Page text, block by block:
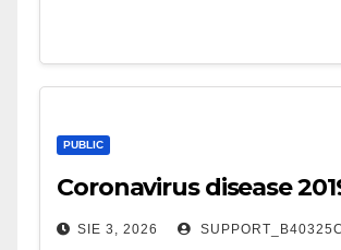
PUBLIC
Coronavirus disease
SIE 3, 2026